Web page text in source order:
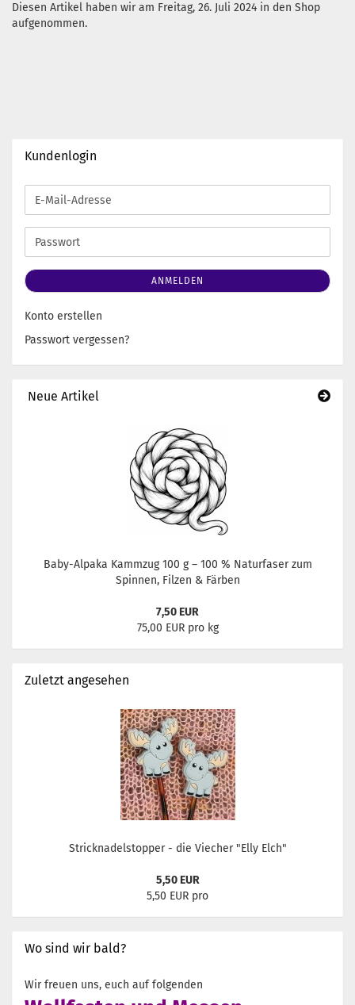
Diesen Artikel haben wir am Freitag, 26. Juli 2024 in den Shop
aufgenommen.
Kundenlogin
E-
Mail-
Adresse
Passwort
ANMELDEN
Konto erstellen
Passwort vergessen?
Neue Artikel
Baby-Alpaka Kammzug 100 g – 100 % Naturfaser zum
Spinnen, Filzen & Färben
7,50 EUR
75,00 EUR pro kg
Zuletzt angesehen
Stricknadelstopper - die Viecher "Elly Elch"
5,50 EUR
5,50 EUR pro
Wo sind wir bald?
Wir freuen uns, euch auf folgenden